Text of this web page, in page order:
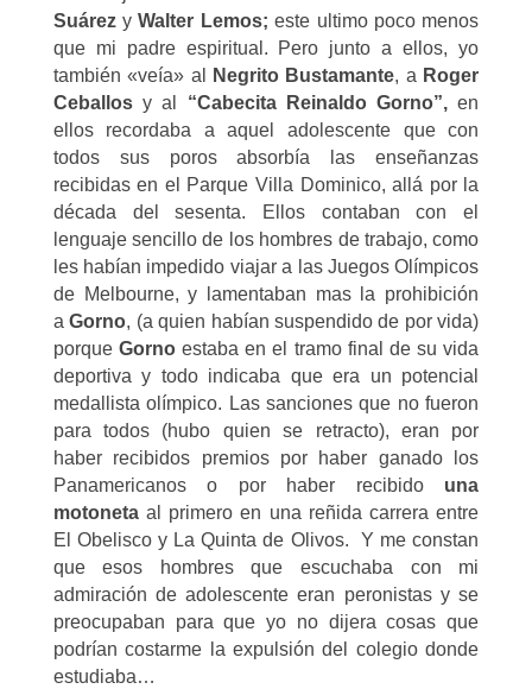
SuárezyWalter Lemos; este ultimo poco menos
que mi padre espiritual. Pero junto a ellos, yo
también «veía» al
Negrito Bustamante, a Roger
Ceballosy al “Cabecita Reinaldo Gorno”,en
ellos recordaba a aquel adolescente que con
todos sus poros absorbía las enseñanzas
recibidas en el Parque Villa Dominico, allá por la
década del sesenta. Ellos contaban con el
lenguaje sencillo de los hombres de trabajo, como
les habían impedido viajar a las Juegos Olímpicos
de Melbourne, y lamentaban mas la prohibición
aGorno, (a quien habían suspendido de por vida)
porque Gornoestaba en el tramo final de su vida
deportiva y todo indicaba que era un potencial
medallista olímpico. Las sanciones que no fueron
para todos (hubo quien se retracto), eran por
haber recibidos premios por haber ganado los
Panamericanos o por haber recibido una
motonetaal primero en una reñida carrera entre
El Obelisco y La Quinta de Olivos. Y me constan
que esos hombres que escuchaba con mi
admiración de adolescente eran peronistas y se
preocupaban para que yo no dijera cosas que
podrían costarme la expulsión del colegio donde
estudiaba…